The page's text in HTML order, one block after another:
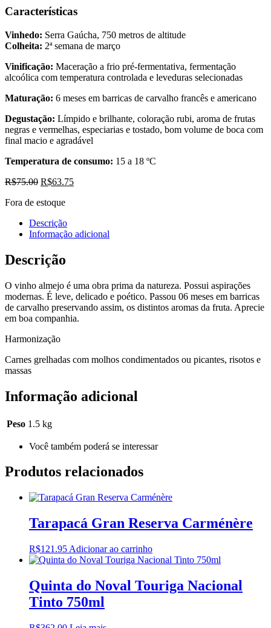
Características
Vinhedo: Serra Gaúcha, 750 metros de altitude
Colheita: 2ª semana de março
Vinificação: Maceração a frio pré-fermentativa, fermentação
alcoólica com temperatura controlada e leveduras selecionadas
Maturação: 6 meses em barricas de carvalho francês e americano
Degustação: Límpido e brilhante, coloração rubi, aroma de frutas
negras e vermelhas, especiarias e tostado, bom volume de boca com
final macio e agradável
Temperatura de consumo: 15 a 18 ºC
R$75.00 O
original
R$75.00.
R$63.75O
Fora de estoque
Descrição
Informação adicional
Descrição
O vinho almejo é uma obra prima da natureza. Possui aspirações
modernas. É leve, delicado e poético. Passou 06 meses em barricas
de carvalho preservando assim, os distintos aromas da fruta. Aprecie
em boa companhia.
Harmonização
Carnes grelhadas com molhos condimentados ou picantes, risotos e
massas
Informação adicional
Peso 1.5 kg
Você também poderá se interessar
Produtos relacionados
Tarapacá Gran Reserva Carménère
R$121.95 Adicionar ao carrinho
Quinta do Noval Touriga Nacional
Tinto 750ml